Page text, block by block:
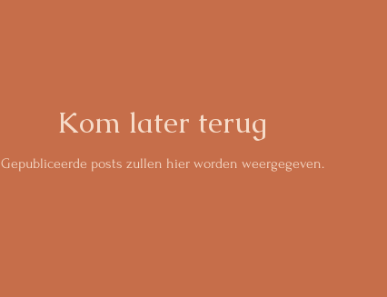
Kom later terug
Gepubliceerde posts zullen hier worden weergegeven.